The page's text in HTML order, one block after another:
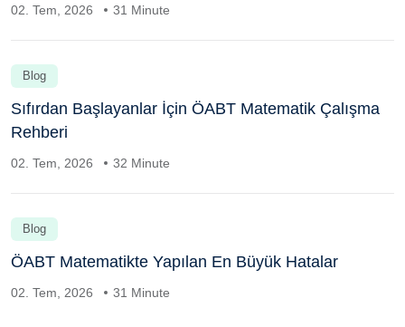
02. Tem, 2026 31 Minute
Blog
Sıfırdan Başlayanlar İçin ÖABT Matematik Çalışma
Rehberi
02. Tem, 2026 32 Minute
Blog
ÖABT Matematikte Yapılan En Büyük Hatalar
02. Tem, 2026 31 Minute